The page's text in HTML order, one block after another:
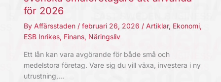
för 2026
By Affärsstaden / februari 26, 2026 / Artiklar, Ekonomi,
ESB Inrikes, Finans, Näringsliv
Ett lån kan vara avgörande för både små och
medelstora företag. Vare sig du vill växa, investera i ny
utrustning,…